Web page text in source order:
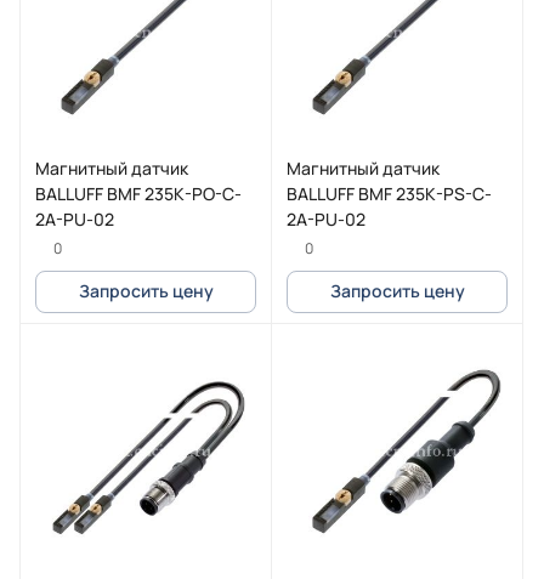
Магнитный датчик
BALLUFF BMF 235K-PO-C-
2A-PU-02
0
Запросить цену
Магнитный датчик
BALLUFF BMF 235K-PS-C-
2A-PU-02
0
Запросить цену